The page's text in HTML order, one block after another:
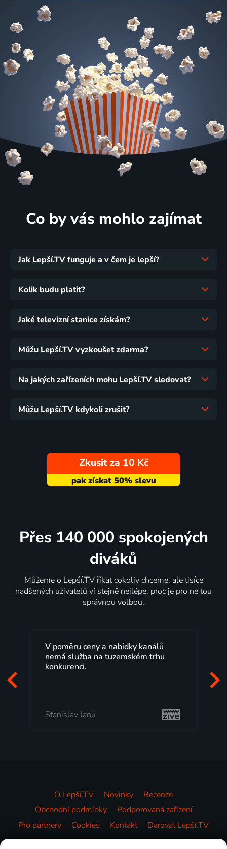
Co by vás mohlo zajímat
Jak Lepší.TV funguje a v čem je lepší?
Kolik budu platit?
Jaké televizní stanice získám?
Můžu Lepší.TV vyzkoušet zdarma?
Na jakých zařízeních mohu Lepší.TV sledovat?
Můžu Lepší.TV kdykoli zrušit?
Zkusit za 10 Kč
Přes 140 000 spokojených
diváků
Můžeme o Lepší.TV říkat cokoliv chceme, ale tisíce
nadšených uživatelů ví stejně nejlépe, proč je pro ně tou
správnou volbou.
V poměru ceny a nabídky kanálů
nemá služba na tuzemském trhu
konkurenci.
Stanislav Janů
O Lepší.TV Novinky
Recenze
Obchodní podmínky
Podporovaná zařízení
Pro partnery
Cookies Kontakt Darovat Lepší.TV